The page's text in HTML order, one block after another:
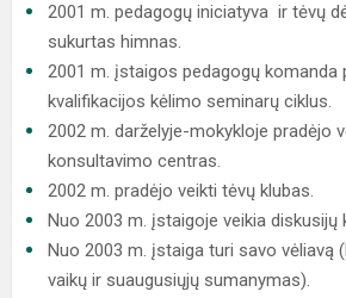
2001 m. pedagogų iniciatyva ir tėvų
sukurtas himnas.
2001 m. įstaigos pedagogų komanda
kvalifikacijos kėlimo seminarų ciklus.
2002 m. darželyje-mokykloje pradėjo
konsultavimo centras.
2002 m. pradėjo veikti tėvų klubas.
Nuo 2003 m. įstaigoje veikia diskusijų
Nuo 2003 m. įstaiga turi savo vėliavą
vaikų ir suaugusiųjų sumanymas).